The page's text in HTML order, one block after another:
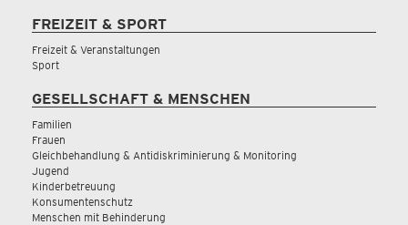
FREIZEIT & SPORT
Freizeit & Veranstaltungen
Sport
GESELLSCHAFT & MENSCHEN
Familien
Frauen
Gleichbehandlung & Antidiskriminierung & Monitoring
Jugend
Kinderbetreuung
Konsumentenschutz
Menschen mit Behinderung